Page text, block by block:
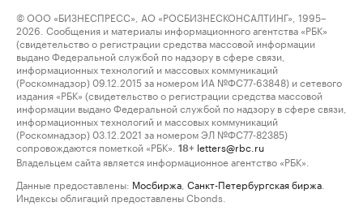
© ООО «БИЗНЕСПРЕСС», АО «РОСБИЗНЕСКОНСАЛТИНГ», 1995–
2026. Сообщения и материалы информационного агентства «РБК»
(свидетельство о регистрации средства массовой информации
выдано Федеральной службой по надзору в сфере связи,
информационных технологий и массовых коммуникаций
(Роскомнадзор) 09.12.2015 за номером ИА №ФС77-63848) и сетевого
издания «РБК» (свидетельство о регистрации средства массовой
информации выдано Федеральной службой по надзору в сфере связи,
информационных технологий и массовых коммуникаций
(Роскомнадзор) 03.12.2021 за номером ЭЛ №ФС77-82385)
сопровождаются пометкой «РБК».
18+ letters@rbc.ru
Владельцем сайта является информационное агентство «РБК».
Данные предоставлены: Мосбиржа Санкт-Петербургская биржа
Индексы облигаций предоставлены Cbonds.